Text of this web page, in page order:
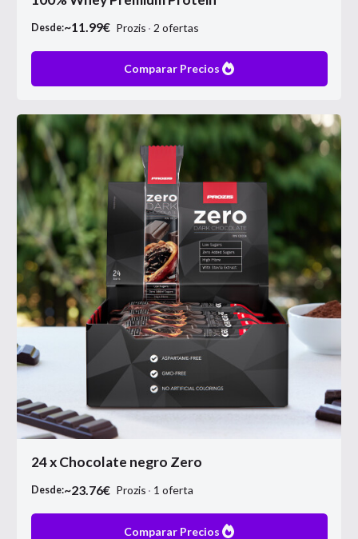
Desde:~11.99€ Prozis 2 ofertas
Comparar Precios
24 x Chocolate negro Zero
Desde:~23.76€ Prozis 1 oferta
Comparar Precios